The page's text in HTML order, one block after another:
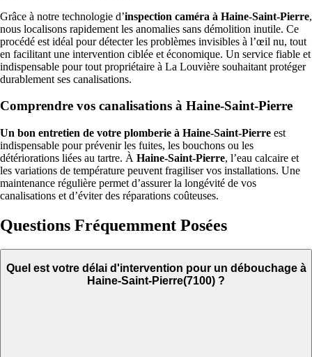
Grâce à notre technologie d’inspection caméra à Haine-Saint-Pierre,
nous localisons rapidement les anomalies sans démolition inutile. Ce
procédé est idéal pour détecter les problèmes invisibles à l’œil nu, tout
en facilitant une intervention ciblée et économique. Un service fiable et
indispensable pour tout propriétaire à La Louvière souhaitant protéger
durablement ses canalisations.
Comprendre vos canalisations à Haine-Saint-Pierre
Un bon entretien de votre plomberie à Haine-Saint-Pierre est
indispensable pour prévenir les fuites, les bouchons ou les
détériorations liées au tartre. À Haine-Saint-Pierre, l’eau calcaire et
les variations de température peuvent fragiliser vos installations. Une
maintenance régulière permet d’assurer la longévité de vos
canalisations et d’éviter des réparations coûteuses.
Questions Fréquemment Posées
Quel est votre délai d'intervention pour un débouchage à
Haine-Saint-Pierre(7100) ?